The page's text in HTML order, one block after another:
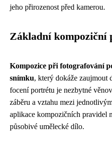
jeho přirozenost před kamerou.
Základní
Kompozice při fotografování
snímku, který dokáže zaujmout
focení portrétu je nezbytné
záběru a vztahu mezi
aplikace kompozičních pravidel
působivé umělecké dílo.